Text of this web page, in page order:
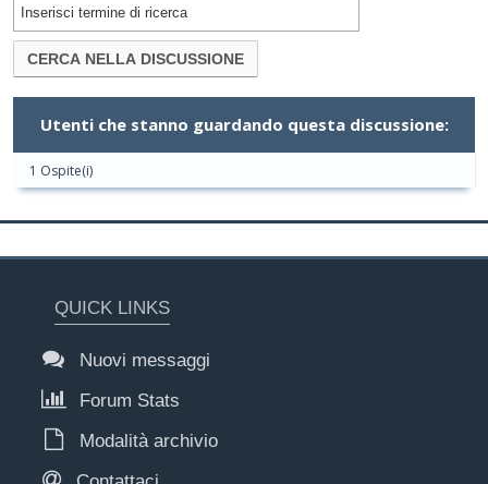
Utenti che stanno guardando questa discussione:
1 Ospite(i)
QUICK LINKS
Nuovi messaggi
Forum Stats
Modalità archivio